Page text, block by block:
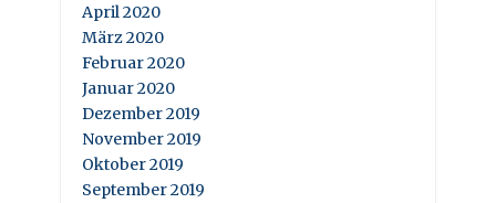
April 2020
März 2020
Februar 2020
Januar 2020
Dezember 2019
November 2019
Oktober 2019
September 2019